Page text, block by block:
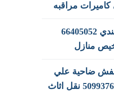
صباغ الفيحاء هندي 66405052
منازل
ضاحية علي
صباح السالم 50993766 نقل اثاث